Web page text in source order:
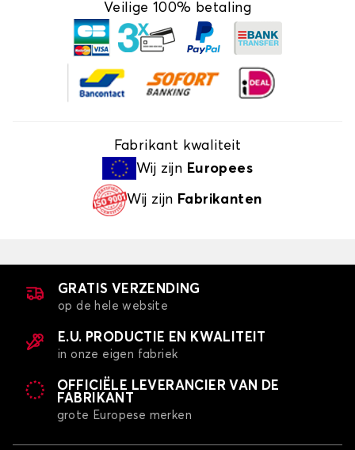
Veilige 100% betaling
Fabrikant kwaliteit
Wij zijn Europees
Wij zijn Fabrikanten
GRATIS VERZENDING
op de hele website
E.U. PRODUCTIE EN KWALITEIT
in onze eigen fabriek
OFFICIËLE LEVERANCIER VAN DE
FABRIKANT
grote Europese merken